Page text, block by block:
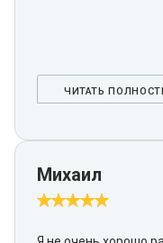
ЧИТАТЬ
Михаил